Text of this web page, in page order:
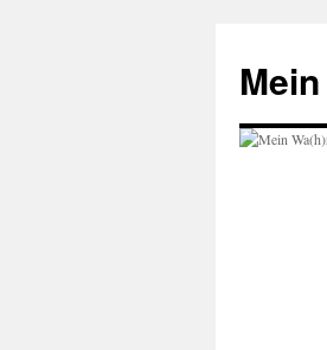
springen